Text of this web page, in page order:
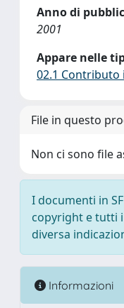
Anno di
2001
Appare nelle
02.1 Contributo
File in questo
Non ci sono file
I documenti in
copyright e tutti
diversa
Informazioni